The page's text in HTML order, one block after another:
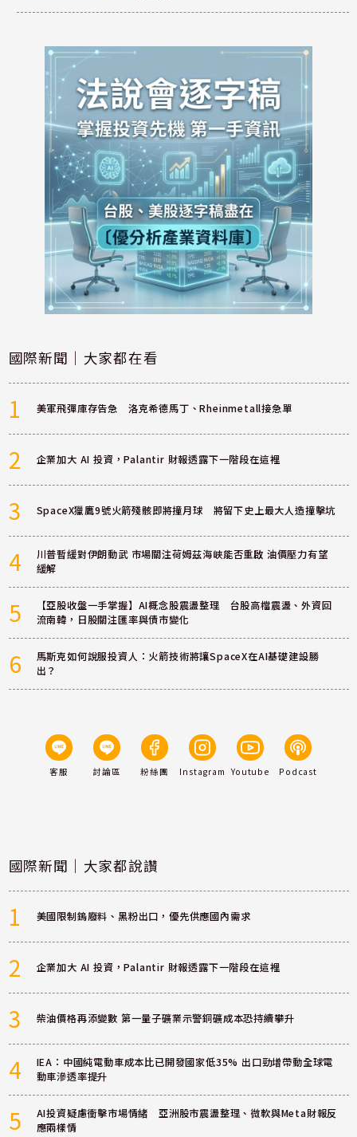
國際新聞｜大家都在看
1 美軍飛彈庫存告急 洛克希德馬丁、Rheinmetall接急單
2 企業加大 AI 投資，Palantir 財報透露下一階段在這裡
3 SpaceX獵鷹9號火箭殘骸即將撞月球 將留下史上最大人造撞擊坑
4
川普暫緩對伊朗動武 市場關注荷姆茲海峽能否重啟 油價壓力有望
緩解
5
【亞股收盤一手掌握】AI概念股震盪整理 台股高檔震盪、外資回
流南韓，日股關注匯率與債市變化
6
馬斯克如何說服投資人：火箭技術將讓SpaceX在AI基礎建設勝
出？
客服 討論區 粉絲團 Instagram Youtube Podcast
國際新聞｜大家都說讚
1 美國限制鎢廢料、黑粉出口，優先供應國內需求
2 企業加大 AI 投資，Palantir 財報透露下一階段在這裡
3 柴油價格再添變數 第一量子礦業示警銅礦成本恐持續攀升
4
IEA：中國純電動車成本比已開發國家低35% 出口勁增帶動全球電
動車滲透率提升
5
AI投資疑慮衝擊市場情緒 亞洲股市震盪整理、微軟與Meta財報反
應兩樣情